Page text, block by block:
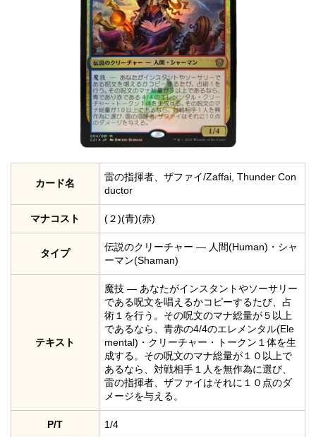
カード名
雷の指揮者、ザファイ/Zaffai, Thunder Con
ductor
マナコスト (２)(青)(赤)
タイプ
伝説のクリーチャー — 人間(Human)・シャ
ーマン(Shaman)
テキスト
魔技 ― あなたがインスタントやソーサリー
である呪文を唱えるかコピーするたび、占
術１を行う。その呪文のマナ総量が５以上
であるなら、青赤の4/4のエレメンタル(Ele
mental)・クリーチャー・トークン１体を生
成する。その呪文のマナ総量が１０以上で
あるなら、対戦相手１人を無作為に選び、
雷の指揮者、ザファイはそれに１０点のダ
メージを与える。
P/T 1/4